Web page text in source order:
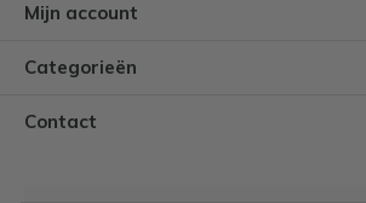
Mijn account
Categorieën
Contact